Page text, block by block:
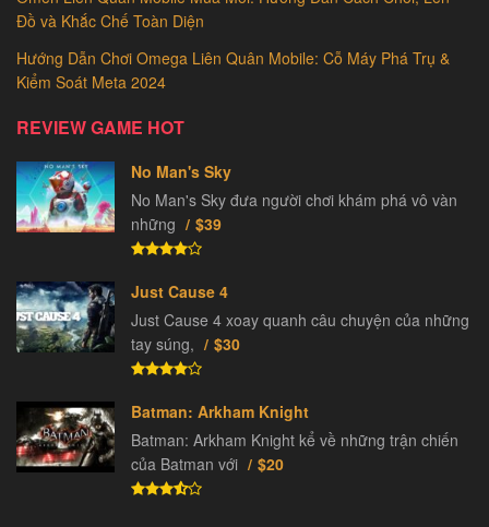
Đồ và Khắc Chế Toàn Diện
Hướng Dẫn Chơi Omega Liên Quân Mobile: Cỗ Máy Phá Trụ &
Kiểm Soát Meta 2024
REVIEW GAME HOT
No Man's Sky
No Man's Sky đưa người chơi khám phá vô vàn
những
$39
Just Cause 4
Just Cause 4 xoay quanh câu chuyện của những
tay súng,
$30
Batman: Arkham Knight
Batman: Arkham Knight kể về những trận chiến
của Batman với
$20